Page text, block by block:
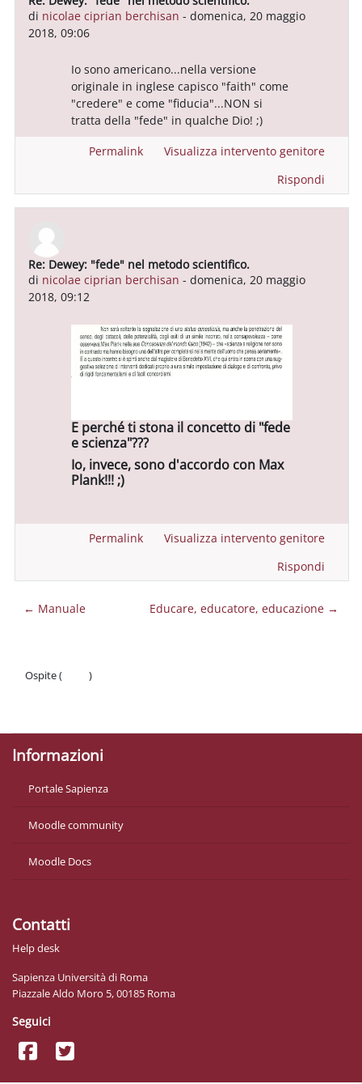
di nicolae ciprian berchisan -domenica, 20 maggio
2018, 09:06
Io sono americano...nella versione
originale in inglese capisco "faith" come
"credere" e come "fiducia"...NON si
tratta della "fede" in qualche Dio! ;)
Permalink
Visualizza intervento genitore
Rispondi
In riposta a Utente eliminato
Re: Dewey: "fede" nel metodo scientifico.
di nicolae ciprian berchisan -domenica, 20 maggio
2018, 09:12
E perché ti stona il concetto di "fede
e scienza"???
Io, invece, sono d'accordo con Max
Plank!!! ;)
Permalink
Visualizza intervento genitore
Rispondi
← Manuale Educare, educatore, educazione →
Ospite (
)
Informazioni
Portale Sapienza
Moodle community
Moodle Docs
Contatti
Help desk
Sapienza Università di Roma
Piazzale Aldo Moro 5, 00185 Roma
Seguici